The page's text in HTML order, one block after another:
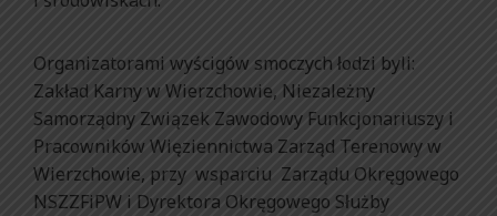
Organizatorami wyścigów smoczych łodzi byli:
Zakład Karny w Wierzchowie, Niezależny
Samorządny Związek Zawodowy Funkcjonariuszy i
Pracowników Więziennictwa Zarząd Terenowy w
Wierzchowie, przy wsparciu Zarządu Okręgowego
NSZZFiPW i Dyrektora Okręgowego Służby